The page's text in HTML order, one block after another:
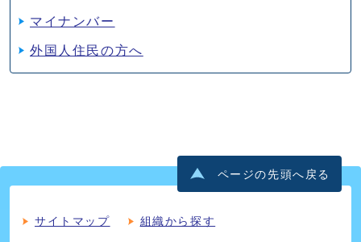
マイナンバー
外国人住民の方へ
ページの先頭へ戻る
サイトマップ 組織から探す